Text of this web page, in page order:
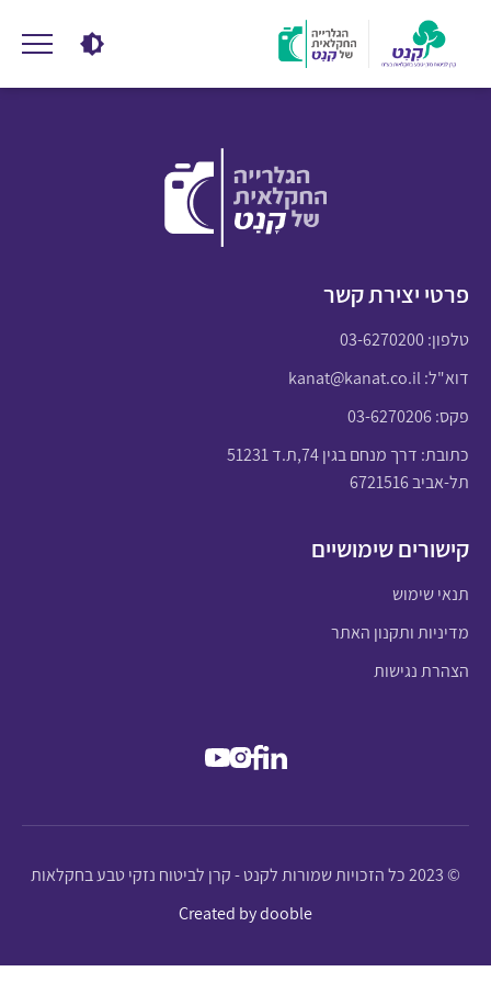
פרטי יצירת קשר
טלפון:03-6270200
דוא"ל:kanat@kanat.co.il
פקס: 03-6270206
כתובת: דרך מנחם בגין 74,ת.ד 51231
תל-אביב 6721516
קישורים שימושיים
תנאי שימוש
מדיניות ותקנון האתר
הצהרת נגישות
© 2023 כל הזכויות שמורות לקנט - קרן לביטוח נזקי טבע בחקלאות
Created by dooble